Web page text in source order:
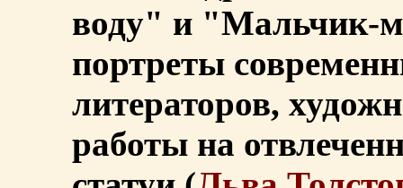
воду" и "Мальчик-
портреты
литераторов,
работы на